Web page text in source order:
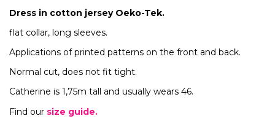
Dress in cotton jersey Oeko-Tek.
flat collar, long sleeves.
Applications of printed patterns on the front and back.
Normal cut, does not fit tight.
Catherine is 1,75m tall and usually wears 46.
Find our size guide.